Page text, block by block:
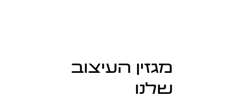
מגזין העיצוב
שלנו